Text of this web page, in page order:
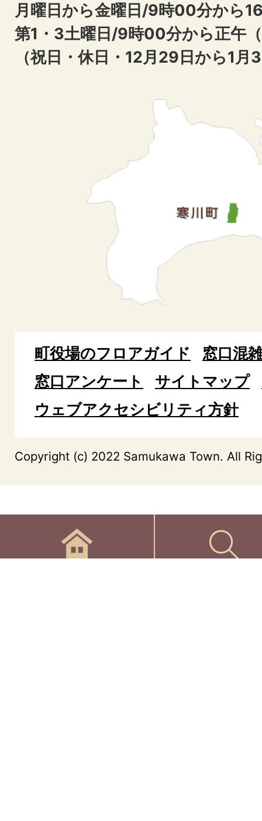
月曜日から金曜日/9時00分から
第1・3土曜日/9時00分から正午
（祝日・休日・12月29日から1月
町役場のフロアガイド
窓口混
窓口アンケート
サイトマップ
ウェブアクセシビリティ方針
Copyright (c) 2022 Samukawa Town. All